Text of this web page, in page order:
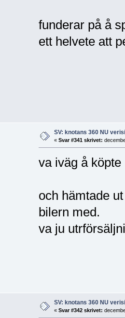
funderar på å
ett helvete att
SV: knotans 360 NU
« Svar #341 skrivet:
va iväg å
och hämtade
bilern med.
va ju
SV: knotans 360 NU
« Svar #342 skrivet: